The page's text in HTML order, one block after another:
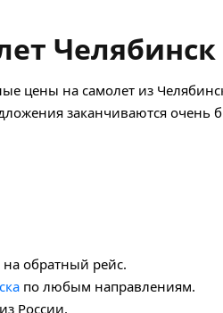
Челябинск
цены на самолет из
заканчиваются очень
на обратный рейс.
по любым направлениям.
из России.